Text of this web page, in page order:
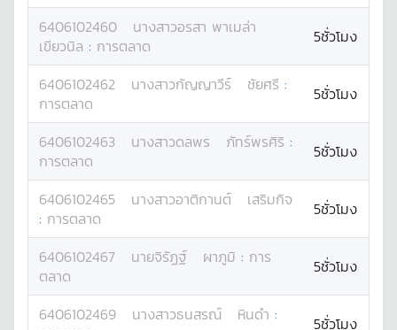
6406102460 นางสาวอรสา พาเมล่า
เขียวนิล : การตลาด 5ชั่วโมง
6406102462 นางสาวกัญญาวีร์ ชัยศรี :
การตลาด
5ชั่วโมง
6406102463 นางสาวดลพร ภัทร์พรศิริ :
การตลาด
5ชั่วโมง
6406102465 นางสาวอาติกานต์
เสริมกิจ
: การตลาด 5ชั่วโมง
6406102467 นายจิรัฏฐ์ ผาภูมิ : การ
ตลาด
5ชั่วโมง
6406102469 นางสาวธนสรณ์ หินดำ :
5ชั่วโมง